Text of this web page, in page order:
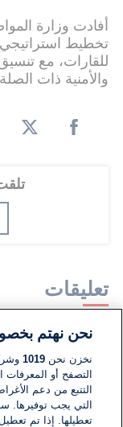
أفادت وزارة
تخطيط استراتيجي
للقارات، مع
والأمنية ذات
تلقت
تعليقات
لا توجد تعليقات
اكتب تعليقًا
نحن نهتم
نخزن نحن1019
التصفح أو
التتبع من دعم
التي يجب توفيرها.
تعطيلها. إذا تم